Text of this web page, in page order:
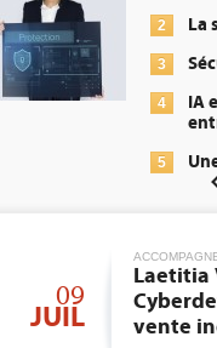
2 La sécurité des IA en
Sécuriser les IA par l'IA
4
IA et conformité : un
Une IA de confiance
09
JUIL
Laetitia
vente